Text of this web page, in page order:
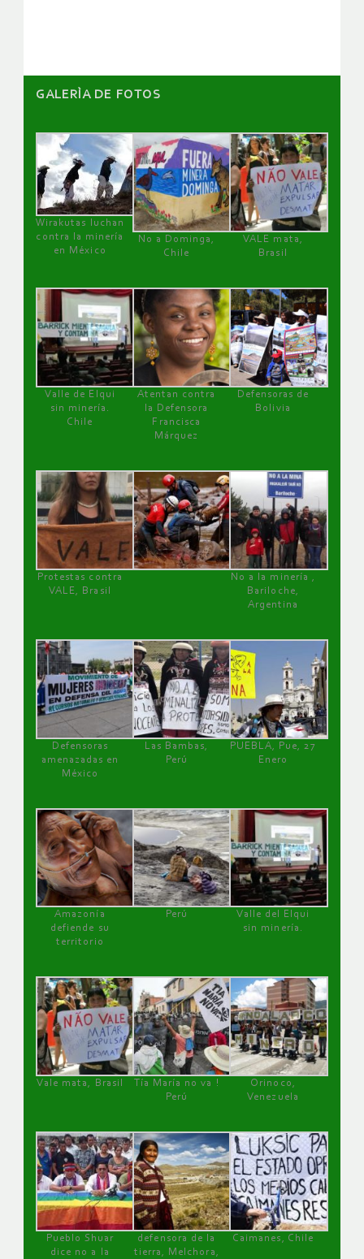
GALERÌA DE FOTOS
Wirakutas luchan
contra la minería
en México
No a Dominga,
Chile
VALE mata,
Brasil
Valle de Elqui
sin minería.
Chile
Atentan contra
la Defensora
Francisca
Márquez
Defensoras de
Bolivia
Protestas contra
VALE, Brasil
No a la minería ,
Bariloche,
Argentina
Defensoras
amenazadas en
México
Las Bambas,
Perú
PUEBLA, Pue, 27
Enero
Amazonía
defiende su
territorio
Perú
Valle del Elqui
sin minería.
Vale mata, Brasil
Tía María no va !
Perú
Orinoco,
Venezuela
Pueblo Shuar
dice no a la
defensora de la
tierra, Melchora,
Caimanes, Chile